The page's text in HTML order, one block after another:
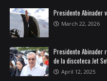
Presidente Abinader
March 22, 2026
Presidente Abinader
de la discoteca Jet
April 12, 2025